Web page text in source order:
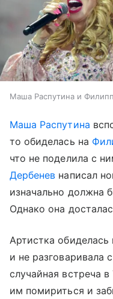
Маша Распутина и
Маша Распутина
то обиделась на
что не поделила с
Дербенев написал
изначально должна
Однако она
Артистка обиделась
и не разговаривала
случайная встреча
им помириться и